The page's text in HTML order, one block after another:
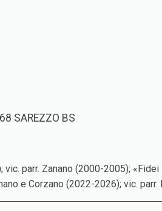
SAREZZO BS
parr. Zanano (2000-2005);
e Corzano (2022-2026); vic.